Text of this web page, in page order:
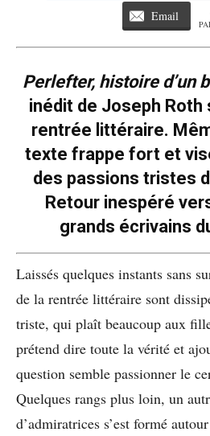
Email
Perlefter, histoire d’un
inédit de Joseph
rentrée littéraire.
texte frappe fort et
des passions tristes
Retour inespéré
grands écrivains
Laissés quelques instants sans
de la rentrée littéraire sont
triste, qui plaît beaucoup aux
prétend dire toute la vérité et
question semble passionner le
Quelques rangs plus loin, un
d’admiratrices s’est formé